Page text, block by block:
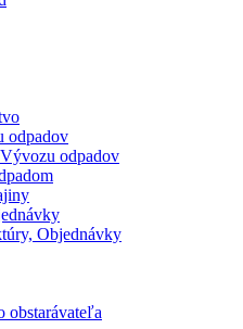
odpadov
odpadov
Objednávky
obstarávateľa